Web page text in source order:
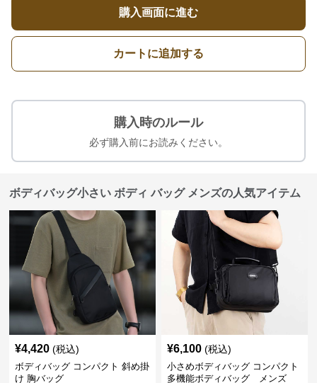
購入画面に進む
カートに追加する
購入時のルール
必ず購入前にお読みください。
ボディバッグ小さい ボディ バッグ メンズの人気アイテム
¥4,420 (税込)
ボディバッグ コンパクト 斜め掛
け 胸バッグ
¥6,100 (税込)
小さめボディバッグ コンパクト
多機能ボディバッグ メンズ